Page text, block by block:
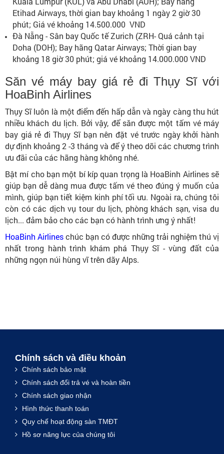
Etihad Airways, thời gian bay khoảng 1 ngày 2 giờ 30
phút; Giá vé khoảng 14.500.000 VND
Đà Nẵng - Sân bay Quốc tế Zurich (ZRH- Quá cảnh tại
Doha (DOH); Bay hãng Qatar Airways; Thời gian bay
khoảng 18 giờ 30 phút; giá vé khoảng 14.000.000 VND
Săn vé máy bay giá rẻ đi Thụy Sĩ với
HoaBinh Airlines
Thụy Sĩ luôn là một điểm đến hấp dẫn và ngày càng thu hút
nhiều khách du lịch. Bởi vậy, để săn được một tấm vé máy
bay giá rẻ đi Thụy Sĩ bạn nên đặt vé trước ngày khởi hành
dự định khoảng 2 -3 tháng và để ý theo dõi các chương trình
ưu đãi của các hãng hàng không nhé.
Bật mí cho bạn một bí kíp quan trọng là HoaBinh Airlines sẽ
giúp bạn dễ dàng mua được tấm vé theo đúng ý muốn của
mình, giúp bạn tiết kiệm kinh phí tối ưu. Ngoài ra, chúng tôi
còn có các dịch vụ tour du lịch, phòng khách sạn, visa du
lịch... đảm bảo cho các bạn có hành trình ưng ý nhất!
HoaBinh Airlineschúc bạn có được những trải nghiệm thú vị
nhất trong hành trình khám phá Thụy Sĩ - vùng đất của
những ngọn núi hùng vĩ trên dãy Alps.
Chính sách và điều khoản
Chính sách bảo mật
Chính sách đổi trả vé và hoàn tiền
Chính sách giao nhận
Hình thức thanh toán
Quy chế hoạt động sàn TMĐT
Hồ sơ năng lực của chúng tôi